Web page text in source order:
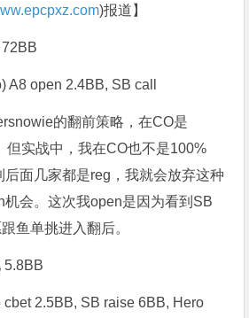
)报道】
A8 open 2.4BB, SB call
的翻前策略，在CO是
但实战中，我在CO也不是100%
面几家都是reg，我就会放弃这种
会。这次我open是因为看到SB
鱼单挑进入翻后。
5.8BB
cbet 2.5BB, SB raise 6BB, Hero